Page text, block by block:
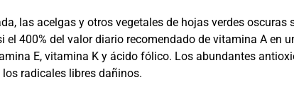
las acelgas y otros vegetales de hojas verdes oscuras
el 400% del valor diario recomendado de vitamina A en
E, vitamina K y ácido fólico. Los abundantes
radicales libres dañinos.